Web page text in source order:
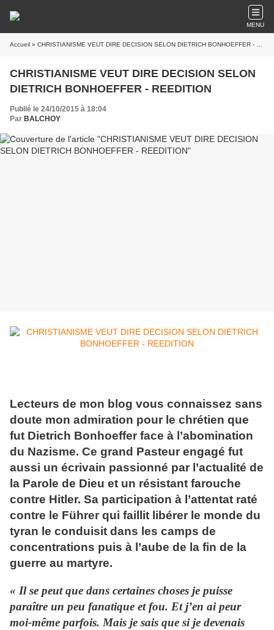
MENU
Accueil » CHRISTIANISME VEUT DIRE DECISION SELON DIETRICH BONHOEFFER - REEDITION
CHRISTIANISME VEUT DIRE DECISION SELON
DIETRICH BONHOEFFER - REEDITION
Publié le 24/10/2015 à 18:04
Par BALCHOY
Lecteurs de mon blog vous connaissez sans
doute mon admiration pour le chrétien que
fut Dietrich Bonhoeffer face à l’abomination
du Nazisme. Ce grand Pasteur engagé fut
aussi un écrivain passionné par l’actualité de
la Parole de Dieu et un résistant farouche
contre Hitler. Sa participation à l’attentat raté
contre le Führer qui faillit libérer le monde du
tyran le conduisit dans les camps de
concentrations puis à l’aube de la fin de la
guerre au martyre.
« Il se peut que dans certaines choses je puisse
paraître un peu fanatique et fou. Et j’en ai peur
moi-même parfois. Mais je sais que si je devenais